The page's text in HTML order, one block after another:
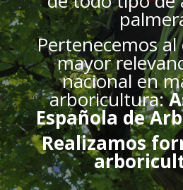
Pertenecemos
mayor
nacional en
arboricultura:
Española de
Realizamos